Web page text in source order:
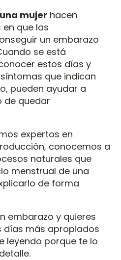
mujer hacen
que las
un embarazo
se está
estos días y
que indican
pueden ayudar a
de quedar
expertos en
conocemos a
naturales que
menstrual de una
de forma
embarazo y quieres
días más apropiados
leyendo porque te lo